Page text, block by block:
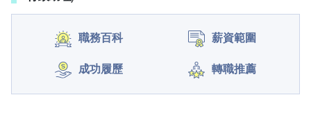
職務百科 薪資範圍
成功履歷 轉職推薦